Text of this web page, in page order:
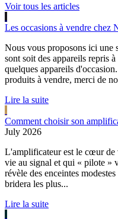
Voir tous les articles
Les occasions à vendre chez
Nous vous proposons ici une
sont soit des appareils repris
quelques appareils
produits à vendre, merci de
Lire la suite
Comment choisir son
July 2026
L'amplificateur est le cœur de
vie au signal et qui « pilote »
révèle des enceintes
bridera les plus...
Lire la suite